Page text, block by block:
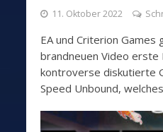
11. Oktober 2022
EA und Criterion Games
brandneuen Video erste
kontroverse diskutierte
Speed Unbound,